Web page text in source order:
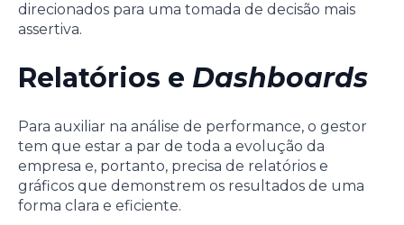
direcionados para uma tomada de decisão mais
assertiva.
Relatórios e Dashboards
Para auxiliar na análise de performance, o gestor
tem que estar a par de toda a evolução da
empresa e, portanto, precisa de relatórios e
gráficos que demonstrem os resultados de uma
forma clara e eficiente.